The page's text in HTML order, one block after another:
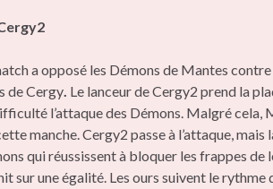
a opposé les Démons de Mantes
de Cergy. Le lanceur de Cergy2 prend la
l’attaque des Démons. Malgré cela,
manche. Cergy2 passe à l’attaque, mais
qui réussissent à bloquer les frappes de
sur une égalité. Les ours suivent le rythme